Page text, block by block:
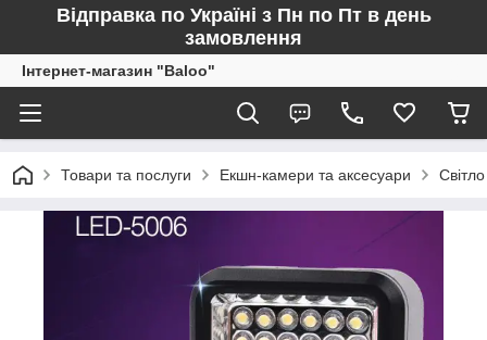
Відправка по Україні з Пн по Пт в день
замовлення
Інтернет-магазин "Baloo"
Товари та послуги Екшн-камери та аксесуари Світло